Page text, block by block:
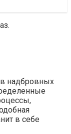
надбровных
в себе